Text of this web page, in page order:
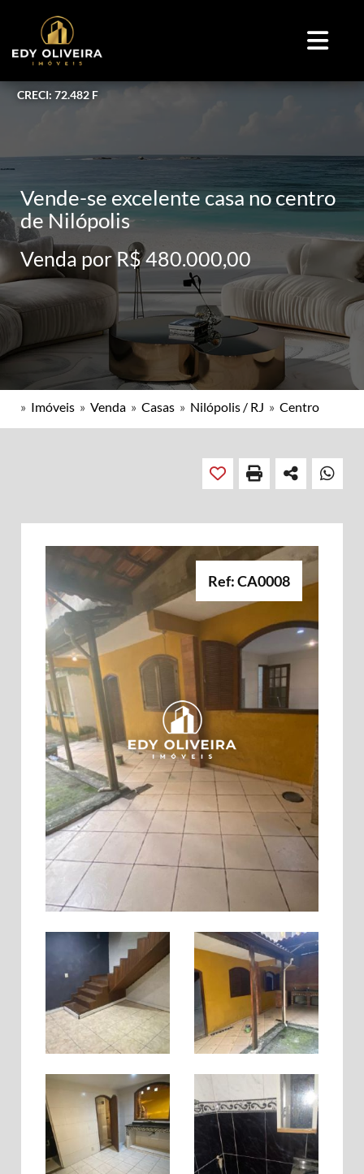
CRECI: 72.482 F
Vende-se excelente casa no centro
de Nilópolis
Venda por R$ 480.000,00
» Imóveis » Venda » Casas » Nilópolis / RJ » Centro
Ref: CA0008